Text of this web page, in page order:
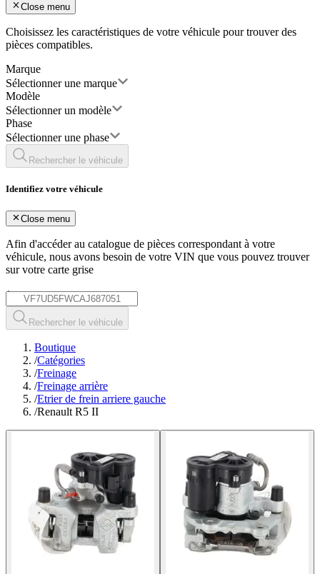
Close menu
Choisissez les caractéristiques de votre véhicule pour trouver des
pièces compatibles.
Marque
Sélectionner une marque
Modèle
Sélectionner un modèle
Phase
Sélectionner une phase
Rechercher le véhicule
Identifiez votre véhicule
Close menu
Afin d'accéder au catalogue de pièces correspondant à votre
véhicule, nous avons besoin de votre VIN que vous pouvez trouver
sur votre carte grise
*
Rechercher le véhicule
Boutique
/Catégories
/Freinage
/Freinage arrière
/Etrier de frein arriere gauche
/Renault R5 II